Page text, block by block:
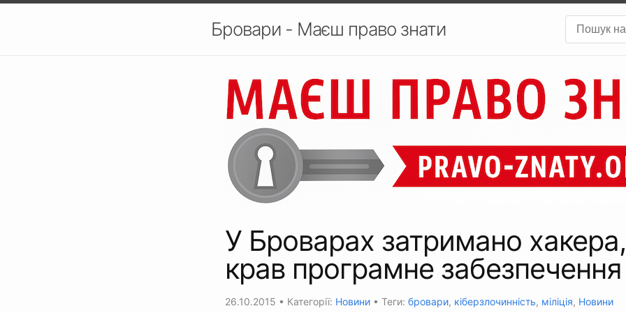
Бровари - Маєш право знати
У Броварах затримано
крав програмне забезпечення
26.10.2015 • Категорії: Новини • Теги: бровари, кіберзлочинність, міліція, Новини